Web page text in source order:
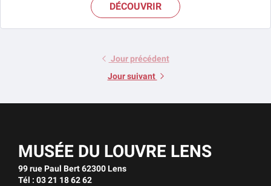
DÉCOUVRIR
Jour précédent
Jour suivant
MUSÉE DU LOUVRE LENS
99 rue Paul Bert 62300 Lens
Tél : 03 21 18 62 62